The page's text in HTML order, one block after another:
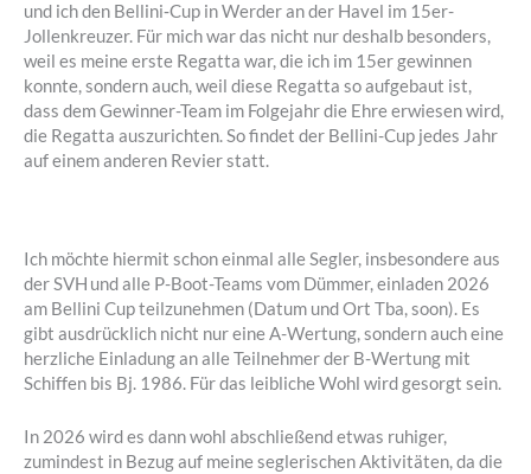
und ich den Bellini‑Cup in Werder an der Havel im 15er-
Jollenkreuzer. Für mich war das nicht nur deshalb besonders,
weil es meine erste Regatta war, die ich im 15er gewinnen
konnte, sondern auch, weil diese Regatta so aufgebaut ist,
dass dem Gewinner-Team im Folgejahr die Ehre erwiesen wird,
die Regatta auszurichten. So findet der Bellini-Cup jedes Jahr
auf einem anderen Revier statt.
Ich möchte hiermit schon einmal alle Segler, insbesondere aus
der SVH und alle P-Boot-Teams vom Dümmer, einladen 2026
am Bellini Cup teilzunehmen (Datum und Ort Tba, soon). Es
gibt ausdrücklich nicht nur eine A-Wertung, sondern auch eine
herzliche Einladung an alle Teilnehmer der B-Wertung mit
Schiffen bis Bj. 1986. Für das leibliche Wohl wird gesorgt sein.
In 2026 wird es dann wohl abschließend etwas ruhiger,
zumindest in Bezug auf meine seglerischen Aktivitäten, da die